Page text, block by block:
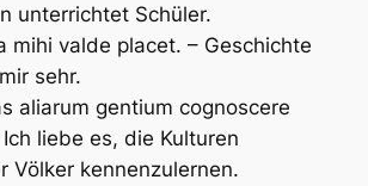
unterrichtet Schüler.
mihi valde placet. – Geschichte
sehr.
aliarum gentium cognoscere
liebe es, die Kulturen
Völker kennenzulernen.